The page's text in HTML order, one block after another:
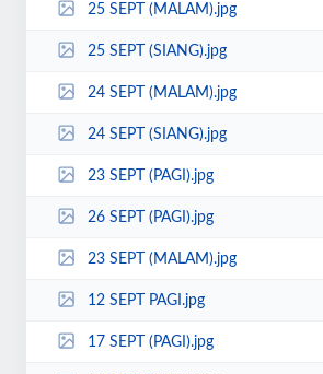
25 SEPT (MALAM).jpg
25 SEPT (SIANG).jpg
24 SEPT (MALAM).jpg
24 SEPT (SIANG).jpg
23 SEPT (PAGI).jpg
26 SEPT (PAGI).jpg
23 SEPT (MALAM).jpg
12 SEPT PAGI.jpg
17 SEPT (PAGI).jpg